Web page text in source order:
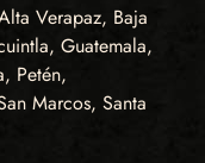
Verapaz, Baja
Guatemala,
Petén,
Marcos, Santa